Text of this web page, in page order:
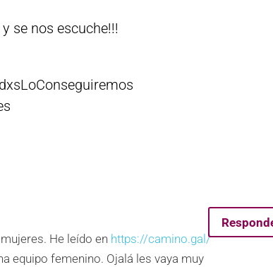
se nos escuche!!!
He leído en https://camino.gal/
equipo femenino. Ojalá les vaya muy